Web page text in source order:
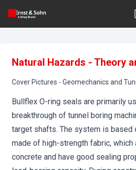
Natural Hazards - Theory
Cover Pictures - Geomechanics and
Bullflex O-ring seals are primarily
breakthrough of tunnel boring
target shafts. The system is based
made of high-strength fabric,
concrete and have good sealing